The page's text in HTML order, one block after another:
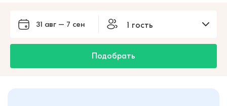
31 авг – 7 сен 1 гость
Подобрать